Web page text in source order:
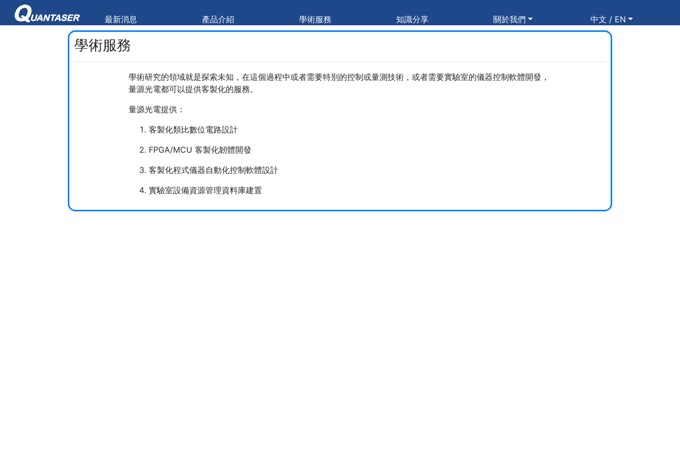
最新消息 產品介紹 學術服務 知識分享 關於我們 中文 / EN
學術服務
學術研究的領域就是探索未知，在這個過程中或者需要特別的控制或量測技術，或者需要實驗室的儀器控制軟體開發，
量源光電都可以提供客製化的服務。
量源光電提供：
客製化類比數位電路設計
FPGA/MCU 客製化韌體開發
客製化程式儀器自動化控制軟體設計
實驗室設備資源管理資料庫建置